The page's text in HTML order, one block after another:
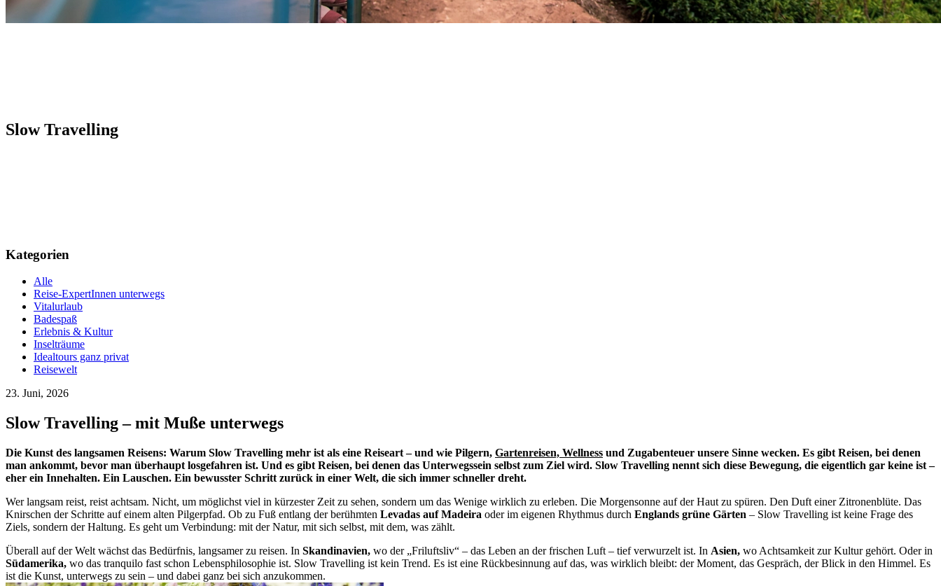
Slow Travelling
Kategorien
Alle
Reise-ExpertInnen unterwegs
Vitalurlaub
Badespaß
Erlebnis & Kultur
Inselträume
Idealtours ganz privat
Reisewelt
23. Juni, 2026
Slow Travelling – mit Muße unterwegs
Die Kunst des langsamen Reisens: Warum Slow Travelling mehr ist als eine Reiseart – und wie Pilgern, Gartenreisen, Wellness und Zugabenteuer unsere Sinne wecken. Es gibt Reisen, bei denen
man ankommt, bevor man überhaupt losgefahren ist. Und es gibt Reisen, bei denen das Unterwegssein selbst zum Ziel wird. Slow Travelling nennt sich diese Bewegung, die eigentlich gar keine ist –
eher ein Innehalten. Ein Lauschen. Ein bewusster Schritt zurück in einer Welt, die sich immer schneller dreht.
Wer langsam reist, reist achtsam. Nicht, um möglichst viel in kürzester Zeit zu sehen, sondern um das Wenige wirklich zu erleben. Die Morgensonne auf der Haut zu spüren. Den Duft einer Zitronenblüte. Das
Knirschen der Schritte auf einem alten Pilgerpfad. Ob zu Fuß entlang der berühmten Levadas auf Madeira oder im eigenen Rhythmus durch Englands grüne Gärten – Slow Travelling ist keine Frage des
Ziels, sondern der Haltung. Es geht um Verbindung: mit der Natur, mit sich selbst, mit dem, was zählt.
Überall auf der Welt wächst das Bedürfnis, langsamer zu reisen. In Skandinavien, wo der „Friluftsliv“ – das Leben an der frischen Luft – tief verwurzelt ist. In Asien, wo Achtsamkeit zur Kultur gehört. Oder in
Südamerika, wo das tranquilo fast schon Lebensphilosophie ist. Slow Travelling ist kein Trend. Es ist eine Rückbesinnung auf das, was wirklich bleibt: der Moment, das Gespräch, der Blick in den Himmel. Es
ist die Kunst, unterwegs zu sein – und dabei ganz bei sich anzukommen.